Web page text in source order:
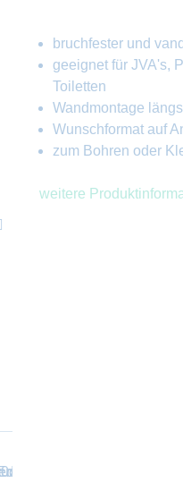
bruchfester und
geeignet für JVA's,
Toiletten
Wandmontage
Wunschformat auf
zum Bohren oder
weitere